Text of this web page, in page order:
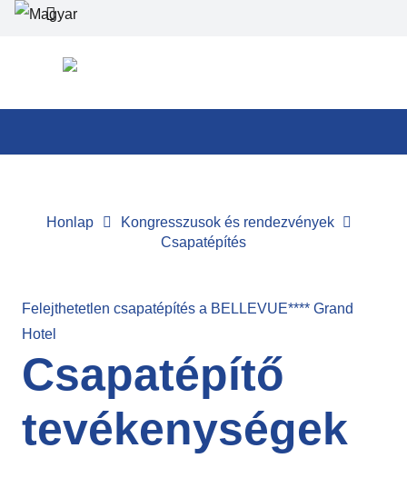
Honlap
Kongresszusok és rendezvények
Csapatépítés
Felejthetetlen csapatépítés a BELLEVUE**** Grand
Hotel
Csapatépítő
tevékenységek